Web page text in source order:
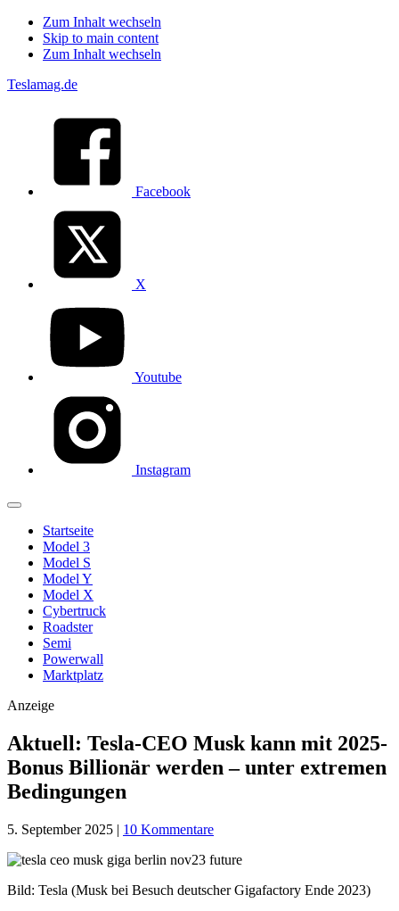
Zum Inhalt wechseln
Skip to main content
Zum Inhalt wechseln
Teslamag.de
Facebook
X
Youtube
Instagram
Startseite
Model 3
Model S
Model Y
Model X
Cybertruck
Roadster
Semi
Powerwall
Marktplatz
Anzeige
Aktuell: Tesla-CEO Musk kann mit 2025-
Bonus Billionär werden – unter extremen
Bedingungen
5. September 2025 | 10 Kommentare
Bild: Tesla (Musk bei Besuch deutscher Gigafactory Ende 2023)